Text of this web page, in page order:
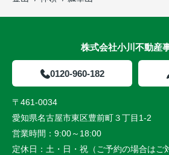
株式会社小川不動産
0120-960-182
〒461-0034
愛知県名古屋市東区豊前町３丁目1-2
営業時間： 9:00～18:00
定休日： 土・日・祝（ご予約の場合はご